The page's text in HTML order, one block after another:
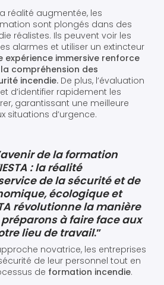
réalité augmentée, les
sont plongés dans des
réalistes. Ils peuvent voir les
alarmes et utiliser un extincteur
expérience immersive renforce
compréhension des
incendie. De plus, l’évaluation
d’identifier rapidement les
garantissant une meilleure
situations d’urgence.
de la formation
: la réalité
de la sécurité et de
écologique et
révolutionne la manière
à faire face aux
lieu de travail.”
novatrice, les entreprises
de leur personnel tout en
de formation incendie.